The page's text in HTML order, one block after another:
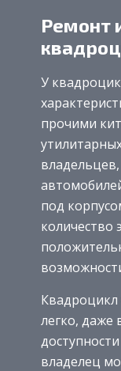
Ремонт
У
прочими
под
количество
Квадроцикл
легко, даже
владелец